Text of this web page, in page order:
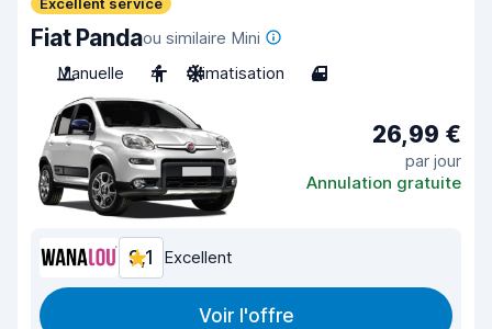
Fiat Pandaou similaire Mini
Manuelle
4 Climatisation 4
26,99 €
par jour
Annulation gratuite
9,1 Excellent
Voir l'offre